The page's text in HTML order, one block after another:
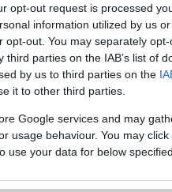
opt-out request is processed
information utilized by us
out. You may separately
parties on the IAB’s list of
by us to third parties on the
it to other third parties.
Google services and may
usage behaviour. You may
use your data for below
be, amely kiegészíti a már
szerint megjelenik a
működhet több
Watch 6 és az újabb
a Watch 4 és 5 –
egyáltalán részesülnek-e
még az első Wear OS-es
való együttműködés fényében?